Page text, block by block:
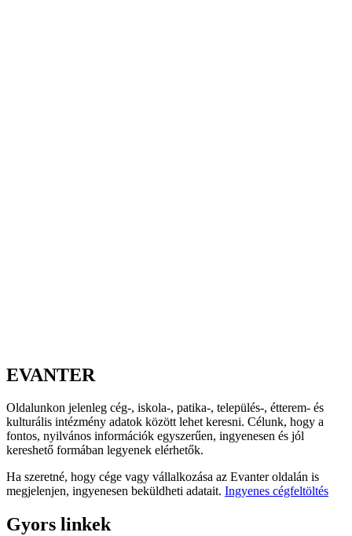
EVANTER
Oldalunkon jelenleg cég-, iskola-, patika-, település-, étterem- és
kulturális intézmény adatok között lehet keresni. Célunk, hogy a
fontos, nyilvános információk egyszerűen, ingyenesen és jól
kereshető formában legyenek elérhetők.
Ha szeretné, hogy cége vagy vállalkozása az Evanter oldalán is
megjelenjen, ingyenesen beküldheti adatait. Ingyenes cégfeltöltés
Gyors linkek